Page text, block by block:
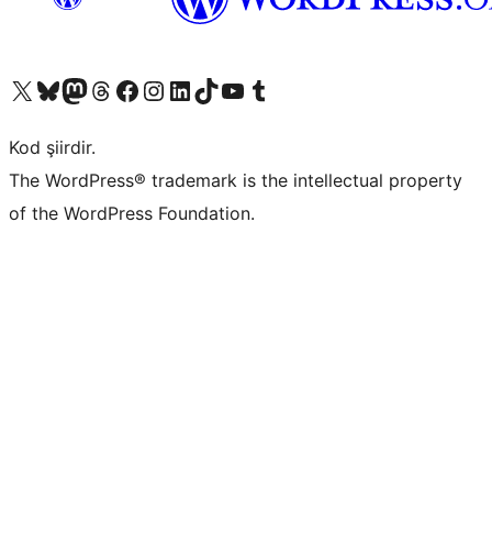
X (eski Twitter) hesabımıza bakın
Bluesky hesabımızı ziyaret edinMastodon hesabımızı ziyaret edinThreads hesabımızı ziyaret edinFacebook sayfamızı ziyaret edinInstagram hesabımızı ziyaret edinLinkedIn hesabımızı ziyaret edinTikTok hesabımızı ziyaret edinYouTube kanalımızı ziyaret edinTumblr hesabımızı ziyaret edin
Kod şiirdir.
The WordPress® trademark is the intellectual property
of the WordPress Foundation.